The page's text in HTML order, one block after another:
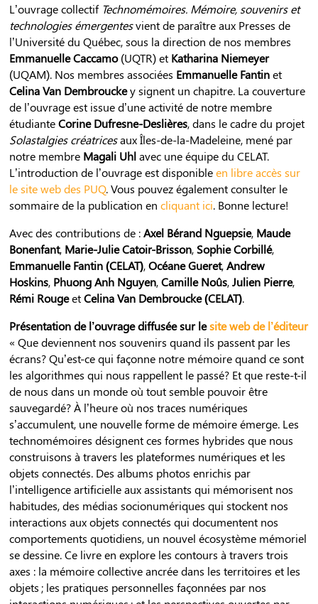
L’ouvrage collectif Technomémoires. Mémoire, souvenirs et
technologies émergentesvient de paraître aux Presses de
l’Université du Québec, sous la direction de nos membres
Emmanuelle Caccamo(UQTR) et Katharina Niemeyer
(UQAM). Nos membres associées Emmanuelle Fantinet
Celina Van Dembrouckey signent un chapitre. La couverture
de l’ouvrage est issue d’une activité de notre membre
étudianteCorine Dufresne-Deslières, dans le cadre du projet
Solastalgies créatricesaux Îles-de-la-Madeleine, mené par
notre membre Magali Uhlavec une équipe du CELAT.
L’introduction de l’ouvrage est disponibleen libre accès sur
le site web des PUQ. Vous pouvez également consulter le
sommaire de la publication encliquant ici. Bonne lecture!
Avec des contributions de :Axel Bérand Nguepsie, Maude
Bonenfant, Marie-Julie Catoir-Brisson, Sophie Corbillé,
Emmanuelle Fantin (CELAT),Océane Gueret,Andrew
Hoskins, Phuong Anh Nguyen,Camille Noûs,Julien Pierre,
Rémi RougeetCelina Van Dembroucke (CELAT).
Présentation de l’ouvrage diffusée sur lesite web de l’éditeur
« Que deviennent nos souvenirs quand ils passent par les
écrans? Qu’est-ce qui façonne notre mémoire quand ce sont
les algorithmes qui nous rappellent le passé? Et que reste-t-il
de nous dans un monde où tout semble pouvoir être
sauvegardé? À l’heure où nos traces numériques
s’accumulent, une nouvelle forme de mémoire émerge. Les
technomémoires désignent ces formes hybrides que nous
construisons à travers les plateformes numériques et les
objets connectés. Des albums photos enrichis par
l’intelligence artificielle aux assistants qui mémorisent nos
habitudes, des médias socionumériques qui stockent nos
interactions aux objets connectés qui documentent nos
comportements quotidiens, un nouvel écosystème mémoriel
se dessine. Ce livre en explore les contours à travers trois
axes : la mémoire collective ancrée dans les territoires et les
objets ; les pratiques personnelles façonnées par nos